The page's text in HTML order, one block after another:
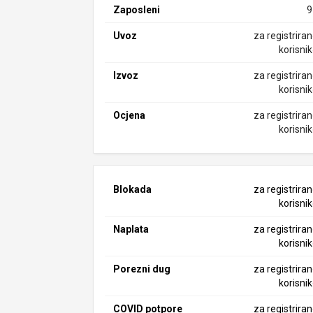
Zaposleni
Uvoz
za
Izvoz
za
Ocjena
za
Blokada
za
Naplata
za
Porezni dug
za
COVID potpore za